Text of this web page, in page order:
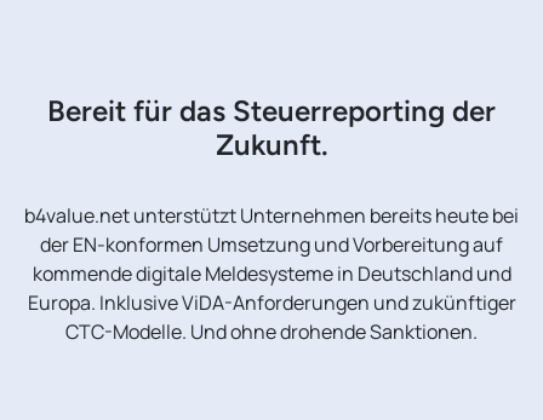
Bereit für das Steuerreporting der
Zukunft.
b4value.net unterstützt Unternehmen bereits heute bei
der EN-konformen Umsetzung und Vorbereitung auf
kommende digitale Meldesysteme in Deutschland und
Europa. Inklusive ViDA-Anforderungen und zukünftiger
CTC-Modelle. Und ohne drohende Sanktionen.